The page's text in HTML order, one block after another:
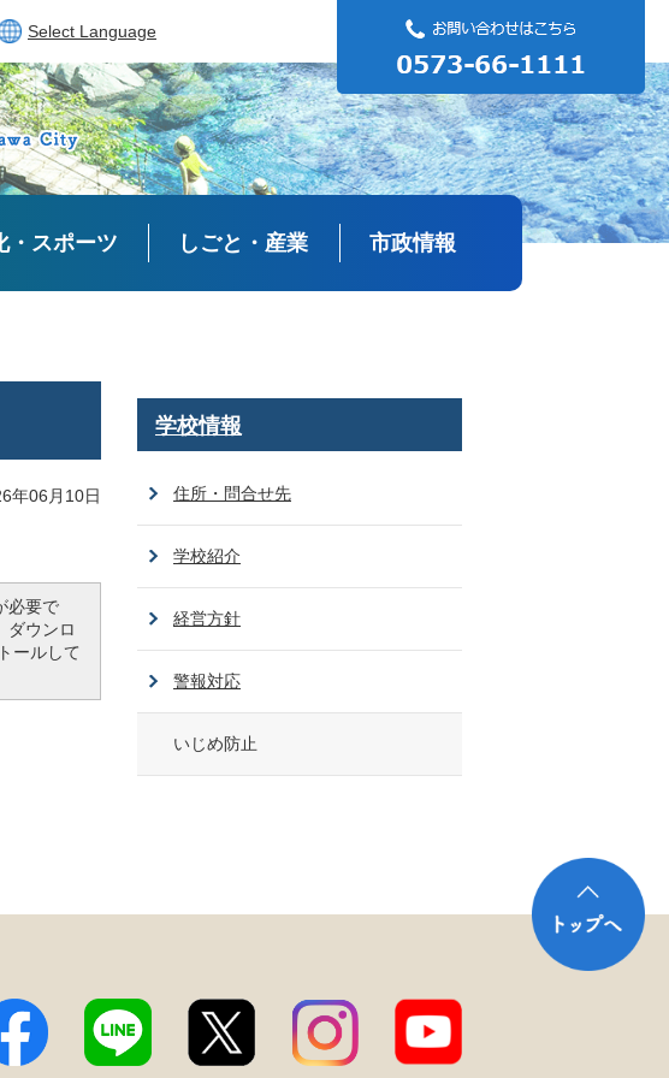
Select Language
・スポーツ しごと・産業 市政情報
年06月10日
必要で
ダウンロ
ールして
学校情報
住所・問合せ先
学校紹介
経営方針
警報対応
いじめ防止